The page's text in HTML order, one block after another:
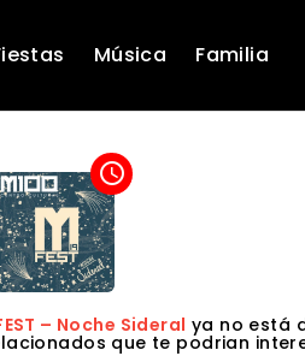
Música Familia
access_time
– Noche Sideral ya no está
que te podrian